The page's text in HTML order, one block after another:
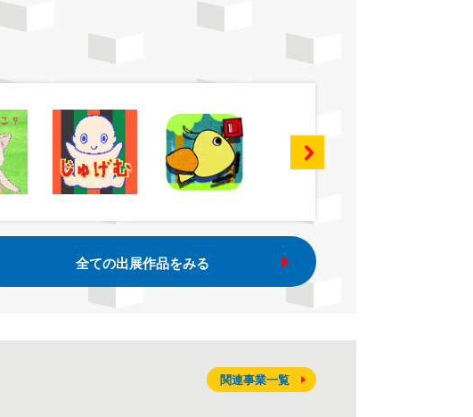
全ての出展作品をみる
関連事業一覧